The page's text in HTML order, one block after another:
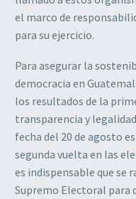
el marco de
para su ejercicio.
Para asegurar la
democracia en
los resultados de la
transparencia y
fecha del 20 de agosto
segunda vuelta en las
es indispensable que se
Supremo Electoral para